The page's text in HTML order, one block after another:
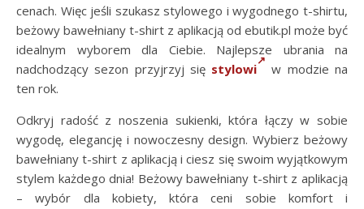
cenach. Więc jeśli szukasz stylowego i wygodnego t-shirtu,
beżowy bawełniany t-shirt z aplikacją od ebutik.pl może być
idealnym wyborem dla Ciebie. Najlepsze ubrania na
nadchodzący sezon przyjrzyj się stylowi
w modzie na
ten rok.
Odkryj radość z noszenia sukienki, która łączy w sobie
wygodę, elegancję i nowoczesny design. Wybierz beżowy
bawełniany t-shirt z aplikacją i ciesz się swoim wyjątkowym
stylem każdego dnia! Beżowy bawełniany t-shirt z aplikacją
– wybór dla kobiety, która ceni sobie komfort i